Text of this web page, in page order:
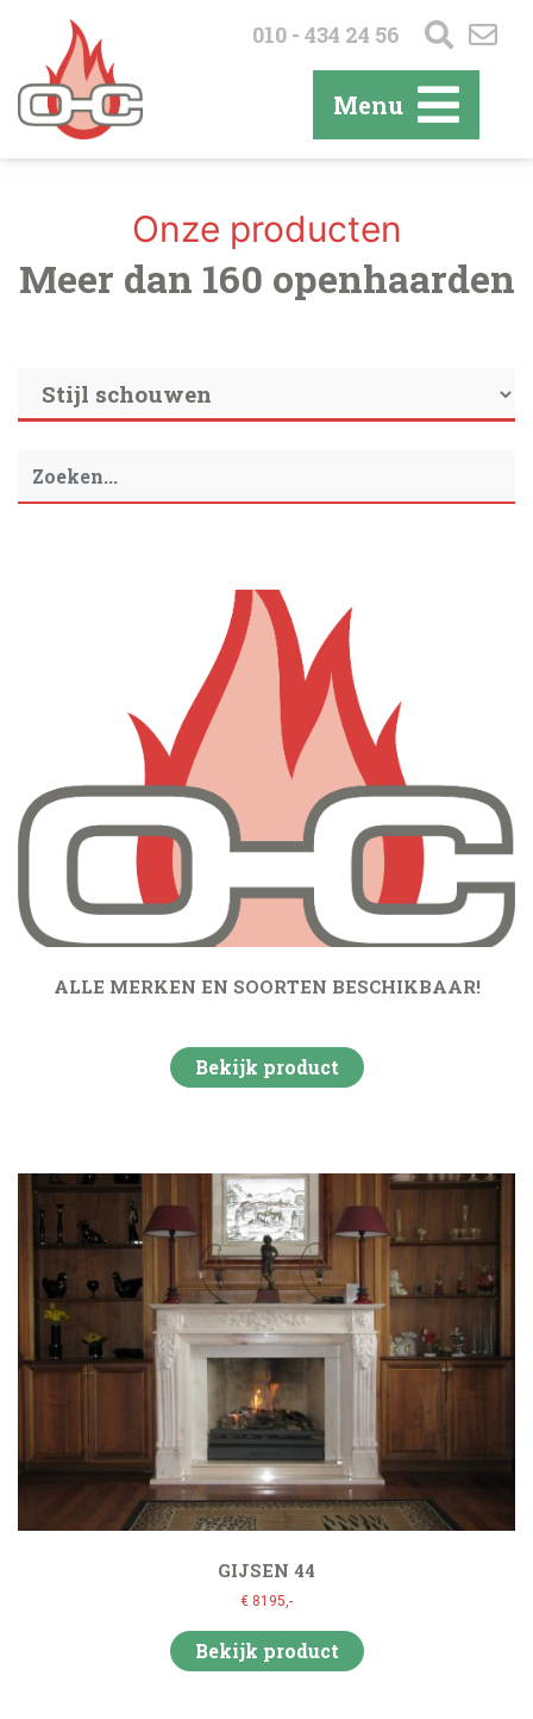
010 - 434 24 56
Menu
Onze producten
Meer dan 160 openhaarden
ALLE MERKEN EN SOORTEN BESCHIKBAAR!
Bekijk product
GIJSEN 44
€ 8195,-
Bekijk product